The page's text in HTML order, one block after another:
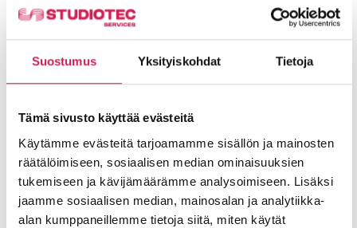
Suostumus Yksityiskohdat Tietoja
Tämä sivusto käyttää evästeitä
Käytämme evästeitä tarjoamamme sisällön ja mainosten
räätälöimiseen, sosiaalisen median ominaisuuksien
tukemiseen ja kävijämäärämme analysoimiseen. Lisäksi
jaamme sosiaalisen median, mainosalan ja analytiikka-
alan kumppaneillemme tietoja siitä, miten käytät
tervehtivät katsojaa jo tuloreitin alussa
Studiotecin toimittamaan kattavaan Digital
neljäkymmentä erityyppistä ja erilaisiin
tarpeisiin käytettävääBrightSignin
mediatoistimilla varustettua näyttöä niin
talon sisä- kuin ulkotiloissa.
Samalla teatterin yleisöviestintä